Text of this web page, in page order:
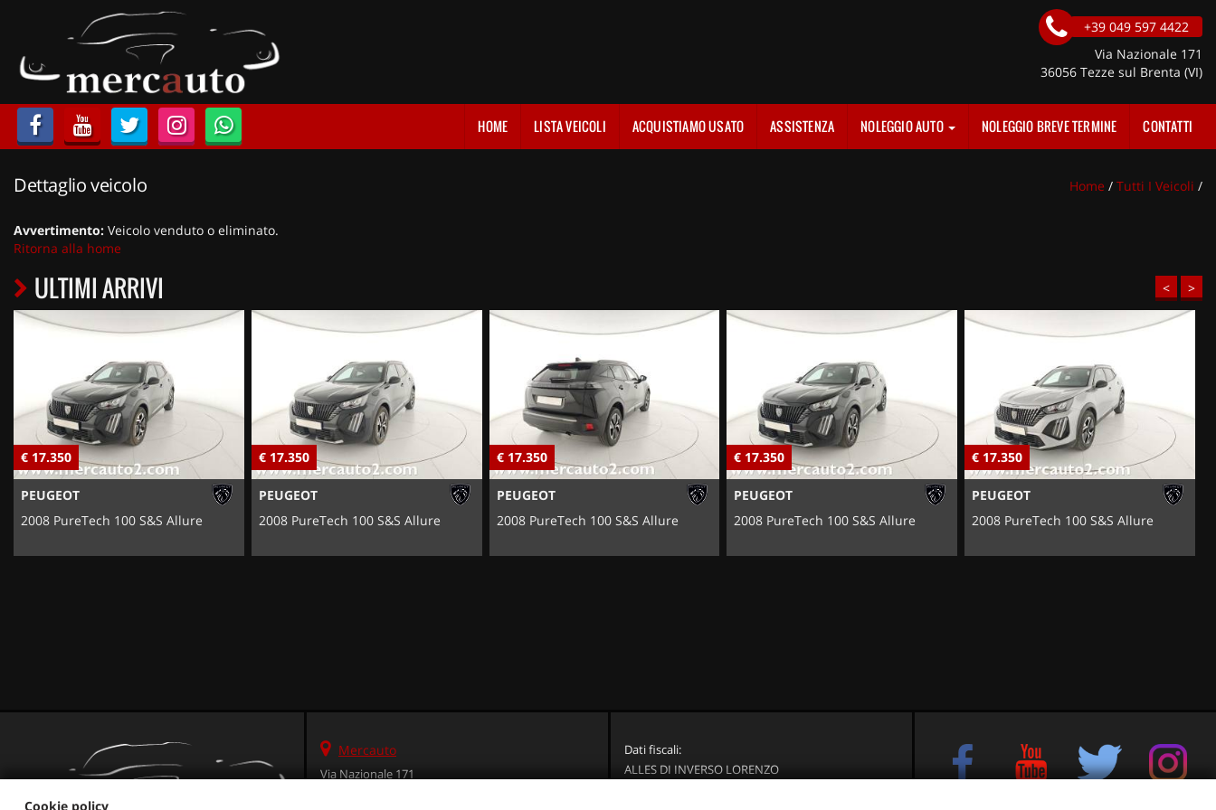
LISTA VEICOLI
ACQUISTIAMO USATO
ASSISTENZA
NOLEGGIO AUTO
NOLEGGIO LUNGO TERMINE
NOLEGGIO BREVE TERMINE
CONTATTI
+39 049 597 4422
Via Nazionale 171
36056 Tezze sul Brenta (VI)
HOME LISTA VEICOLI ACQUISTIAMO USATO ASSISTENZA NOLEGGIO AUTO NOLEGGIO BREVE TERMINE CONTATTI
Dettaglio veicolo Home / Tutti I Veicoli /
Avvertimento: Veicolo venduto o eliminato.
Ritorna alla home
ULTIMI ARRIVI < >
€ 17.350
PEUGEOT
2008 PureTech 100 S&S Allure
€ 17.350
PEUGEOT
2008 PureTech 100 S&S Allure
€ 17.350
PEUGEOT
2008 PureTech 100 S&S Allure
€ 17.350
PEUGEOT
2008 PureTech 100 S&S Allure
€ 17.350
PEUGEOT
2008 PureTech 100 S&S Allure
Mercauto
Via Nazionale 171
Dati fiscali:
ALLES DI INVERSO LORENZO
Cookie policy